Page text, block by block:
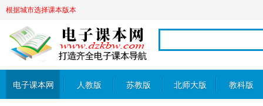
根据城市选择课本版本
电子课本网 人教版 苏教版 北师大版 教科版